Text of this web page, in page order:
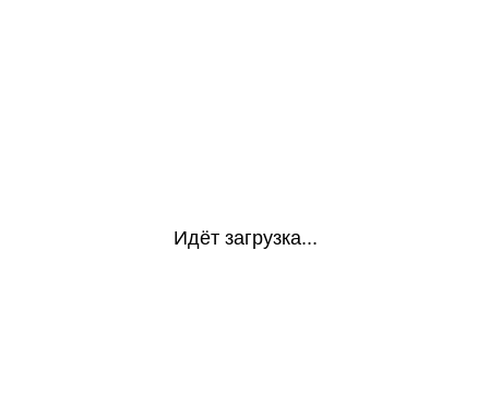
Идёт загрузка...